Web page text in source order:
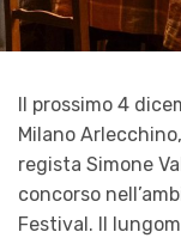
Il prossimo 4
Milano
regista Simone
concorso
Festival. Il